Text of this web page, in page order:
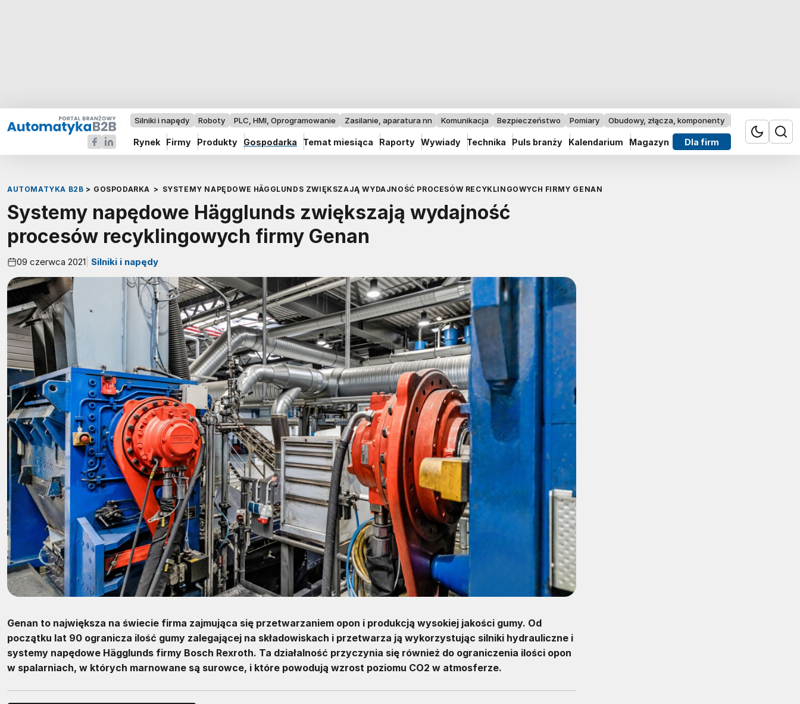
Silniki i napędy Roboty PLC, HMI, Oprogramowanie Zasilanie, aparatura nn Komunikacja Bezpieczeństwo Pomiary Obudowy, złącza, komponenty Przemysł 4.0
Rynek Firmy Produkty Gospodarka Temat miesiąca Raporty Wywiady Technika Puls branży Kalendarium Magazyn Dla firm
AUTOMATYKA B2B > GOSPODARKA > SYSTEMY NAPĘDOWE HÄGGLUNDS ZWIĘKSZAJĄ WYDAJNOŚĆ PROCESÓW RECYKLINGOWYCH FIRMY GENAN
Systemy napędowe Hägglunds zwiększają wydajność
procesów recyklingowych firmy Genan
09 czerwca 2021 Silniki i napędy
Genan to największa na świecie firma zajmująca się przetwarzaniem opon i produkcją wysokiej jakości gumy. Od
początku lat 90 ogranicza ilość gumy zalegającej na składowiskach i przetwarza ją wykorzystując silniki hydrauliczne i
systemy napędowe Hägglunds firmy Bosch Rexroth. Ta działalność przyczynia się również do ograniczenia ilości opon
w spalarniach, w których marnowane są surowce, i które powodują wzrost poziomu CO2 w atmosferze.